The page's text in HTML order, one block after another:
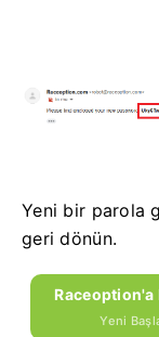
Yeni bir parola
geri dönün.
Raceoption'a
Yeni